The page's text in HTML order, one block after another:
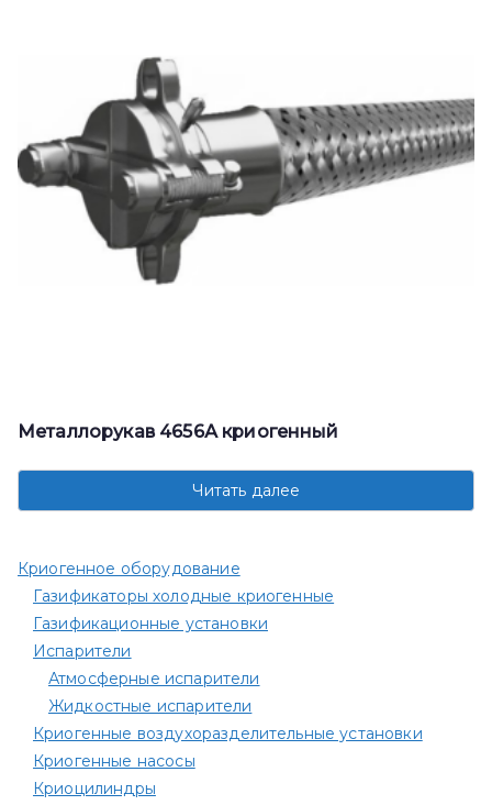
Металлорукав 4656А криогенный
Читать далее
Криогенное оборудование
Газификаторы холодные криогенные
Газификационные установки
Испарители
Атмосферные испарители
Жидкостные испарители
Криогенные воздухоразделительные установки
Криогенные насосы
Криоцилиндры